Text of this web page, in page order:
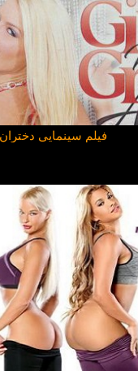
فیلم سینمایی دختران